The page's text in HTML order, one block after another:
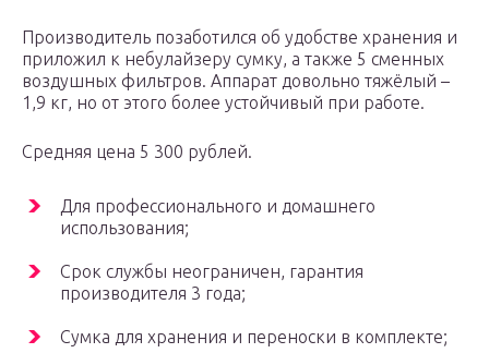
Производитель позаботился об удобстве хранения и
приложил к небулайзеру сумку, а также 5 сменных
воздушных фильтров. Аппарат довольно тяжёлый –
1,9 кг, но от этого более устойчивый при работе.
Средняя цена 5 300 рублей.
Для профессионального и домашнего
использования;
Срок службы неограничен, гарантия
производителя 3 года;
Сумка для хранения и переноски в комплекте;